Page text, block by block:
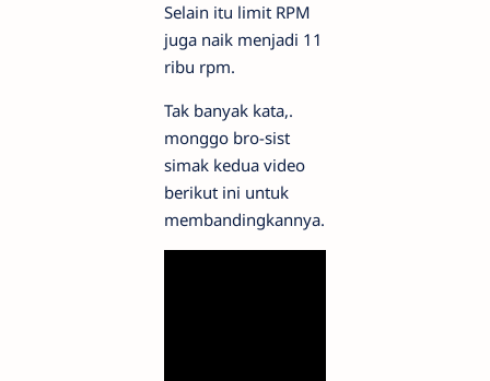
Selain itu limit RPM
juga naik menjadi 11
ribu rpm.
Tak banyak kata,.
monggo bro-sist
simak kedua video
berikut ini untuk
membandingkannya.